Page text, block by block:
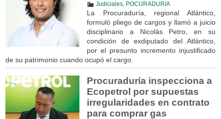
Judiciales, POCURADURIA
La Procuraduría, regional Atlántico,
formuló pliego de cargos y llamó a juicio
disciplinario a Nicolás Petro, en su
condición de exdiputado del Atlántico,
por el presunto incremento injustificado
de su patrimonio cuando ocupó el cargo.
Procuraduría inspecciona a
Ecopetrol por supuestas
irregularidades en contrato
para comprar gas